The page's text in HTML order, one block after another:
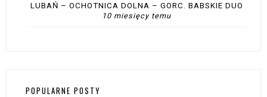
LUBAŃ – OCHOTNICA DOLNA – GORC. BABSKIE DUO
10 miesięcy temu
POPULARNE POSTY